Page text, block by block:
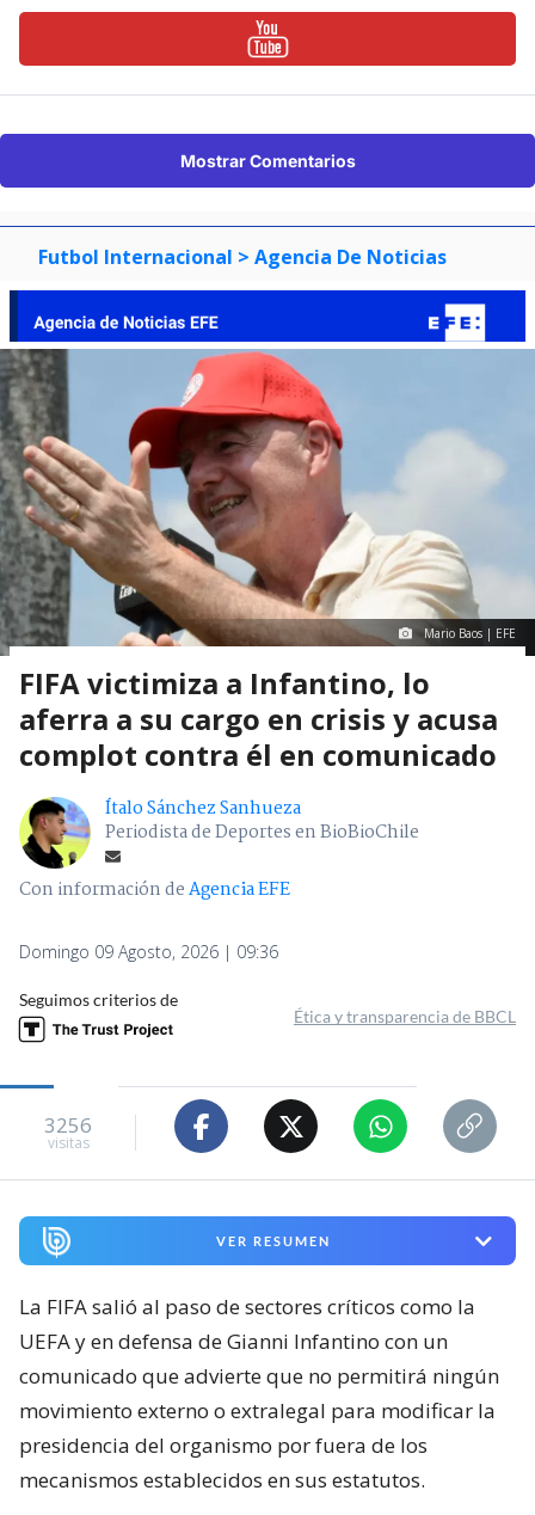
Mostrar Comentarios
Futbol Internacional > Agencia De Noticias
Mario Baos | EFE
FIFA victimiza a Infantino, lo
aferra a su cargo en crisis y acusa
complot contra él en comunicado
Ítalo Sánchez Sanhueza
Periodista de Deportes en BioBioChile
Con información deAgencia EFE
Domingo 09 Agosto, 2026 | 09:36
Seguimos criterios de
Ética y transparencia de BBCL
3256
visitas
VER RESUMEN
La FIFA salió al paso de sectores críticos como la
UEFA y en defensa de Gianni Infantino con un
comunicado que advierte que no permitirá ningún
movimiento externo o extralegal para modificar la
presidencia del organismo por fuera de los
mecanismos establecidos en sus estatutos.